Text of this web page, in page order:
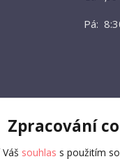
Pá:
Zpracování
souhlas s použitím